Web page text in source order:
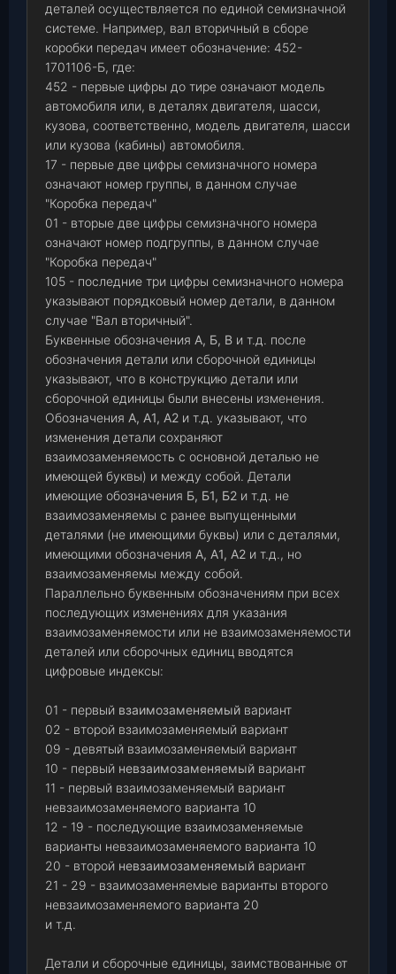
деталей осуществляется по единой семизначной
системе. Например, вал вторичный в сборе
коробки передач имеет обозначение: 452-
1701106-Б, где:
452 - первые цифры до тире означают модель
автомобиля или, в деталях двигателя, шасси,
кузова, соответственно, модель двигателя, шасси
или кузова (кабины) автомобиля.
17 - первые две цифры семизначного номера
означают номер группы, в данном случае
"Коробка передач"
01 - вторые две цифры семизначного номера
означают номер подгруппы, в данном случае
"Коробка передач"
105 - последние три цифры семизначного номера
указывают порядковый номер детали, в данном
случае "Вал вторичный".
Буквенные обозначения А, Б, В и т.д. после
обозначения детали или сборочной единицы
указывают, что в конструкцию детали или
сборочной единицы были внесены изменения.
Обозначения А, А1, А2 и т.д. указывают, что
изменения детали сохраняют
взаимозаменяемость с основной деталью не
имеющей буквы) и между собой. Детали
имеющие обозначения Б, Б1, Б2 и т.д. не
взаимозаменяемы с ранее выпущенными
деталями (не имеющими буквы) или с деталями,
имеющими обозначения А, А1, А2 и т.д., но
взаимозаменяемы между собой.
Параллельно буквенным обозначениям при всех
последующих изменениях для указания
взаимозаменяемости или не взаимозаменяемости
деталей или сборочных единиц вводятся
цифровые индексы:
01 - первый взаимозаменяемый вариант
02 - второй взаимозаменяемый вариант
09 - девятый взаимозаменяемый вариант
10 - первый невзаимозаменяемый вариант
11 - первый взаимозаменяемый вариант
невзаимозаменяемого варианта 10
12 - 19 - последующие взаимозаменяемые
варианты невзаимозаменяемого варианта 10
20 - второй невзаимозаменяемый вариант
21 - 29 - взаимозаменяемые варианты второго
невзаимозаменяемого варианта 20
и т.д.
Детали и сборочные единицы, заимствованные от